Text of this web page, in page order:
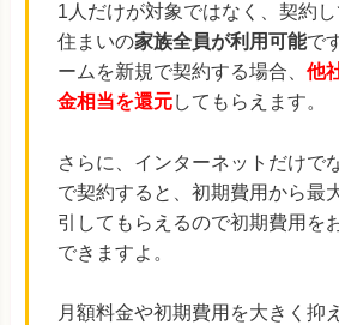
1人だけが対象ではなく、契約
住まいの家族全員が利用可能で
ームを新規で契約する場合、 他
金相当を還元してもらえます。
さらに、インターネットだけで
で契約すると、初期費用から最
引してもらえるので初期費用を
できますよ。
月額料金や初期費用を大きく抑